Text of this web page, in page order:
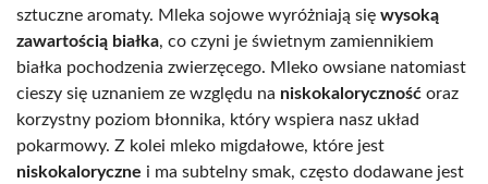
sztuczne aromaty. Mleka sojowe wyróżniają się wysoką
zawartością białka, co czyni je świetnym zamiennikiem
białka pochodzenia zwierzęcego. Mleko owsiane natomiast
cieszy się uznaniem ze względu na niskokaloryczność oraz
korzystny poziom błonnika, który wspiera nasz układ
pokarmowy. Z kolei mleko migdałowe, które jest
niskokaloryczne i ma subtelny smak, często dodawane jest